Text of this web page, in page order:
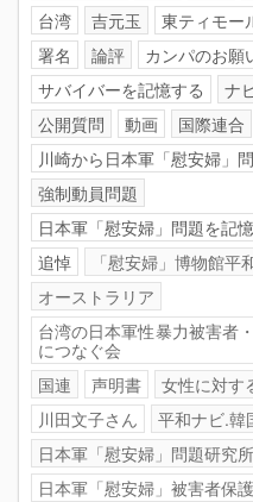
台湾
吉元玉 東ティモー
署名
論評 カンパのお願
サバイバーを記憶する
ナ
公開質問
動画
国際連合
川崎から日本軍「慰安婦」
強制動員問題
日本軍「慰安婦」問題を記
追悼
「慰安婦」博物館平
オーストラリア
台湾の日本軍性暴力被害者
につなぐ会
国連
声明書 女性に対す
川田文子さん
平和ナビ.韓
日本軍「慰安婦」問題研究所
日本軍「慰安婦」被害者保